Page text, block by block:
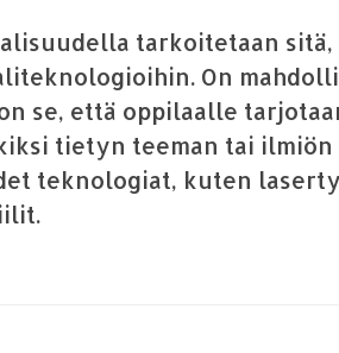
tarkoitetaan
On
se, että oppilaalle
tietyn teeman tai
teknologiat, kuten